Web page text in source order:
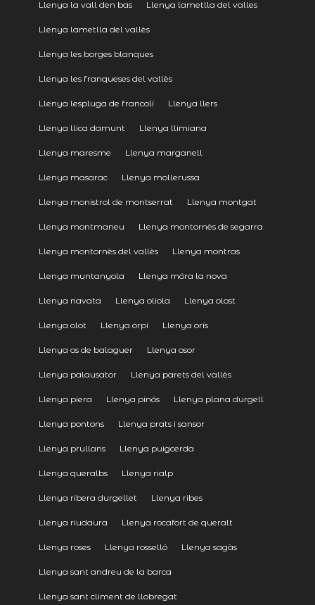
Llenya la vall den bas Llenya lametlla del valles
Llenya lametlla del vallès
Llenya les borges blanques
Llenya les franqueses del vallès
Llenya lespluga de francolí Llenya llers
Llenya llica damunt Llenya llimiana
Llenya maresme Llenya marganell
Llenya masarac Llenya mollerussa
Llenya monistrol de montserrat Llenya montgat
Llenya montmaneu Llenya montornès de segarra
Llenya montornès del vallès Llenya montras
Llenya muntanyola Llenya móra la nova
Llenya navata Llenya oliola Llenya olost
Llenya olot Llenya orpí Llenya orís
Llenya os de balaguer Llenya osor
Llenya palausator Llenya parets del vallès
Llenya piera Llenya pinós Llenya plana durgell
Llenya pontons Llenya prats i sansor
Llenya prullans Llenya puigcerda
Llenya queralbs Llenya rialp
Llenya ribera durgellet Llenya ribes
Llenya riudaura Llenya rocafort de queralt
Llenya roses Llenya rosselló Llenya sagàs
Llenya sant andreu de la barca
Llenya sant climent de llobregat